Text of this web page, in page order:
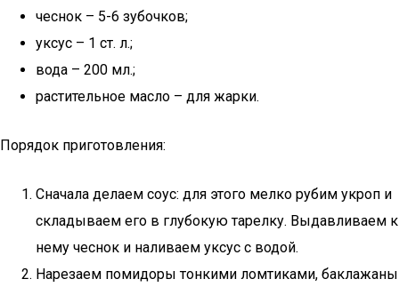
чеснок – 5-6 зубочков;
уксус – 1 ст. л.;
вода – 200 мл.;
растительное масло – для жарки.
Порядок приготовления:
Сначала делаем соус: для этого мелко рубим укроп и
складываем его в глубокую тарелку. Выдавливаем к
нему чеснок и наливаем уксус с водой.
Нарезаем помидоры тонкими ломтиками, баклажаны